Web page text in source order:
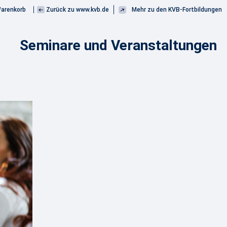
Zurück zu www.kvb.de Mehr zu den KVB-Fortbildungen
Seminare und Veranstaltungen